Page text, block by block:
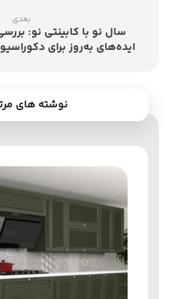
بعدی
سال نو با کابینتی نو:
ایده‌های به‌روز برای
نوشته های